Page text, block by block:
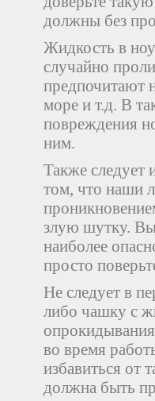
должны без
Жидкость в
случайно
предпочитают
море и т.д. В
повреждения
ним.
Также следует
том, что наши
злую шутку.
наиболее
просто
Не следует в
либо чашку с
во время
избавиться от
должна быть